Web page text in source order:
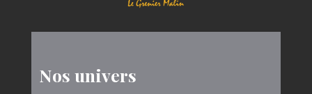
Nos univers